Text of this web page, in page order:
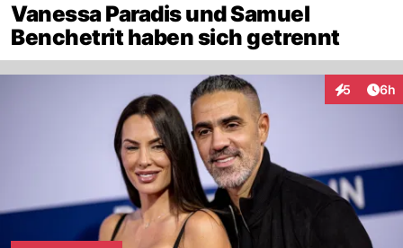
Vanessa Paradis und Samuel
Benchetrit haben sich getrennt
5 6h